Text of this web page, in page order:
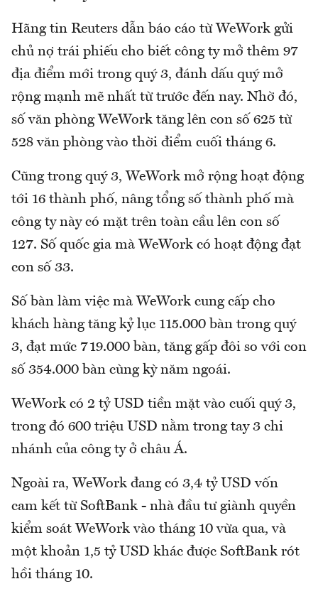
Hãng tin Reuters dẫn báo cáo từ WeWork gửi
chủ nợ trái phiếu cho biết công ty mở thêm 97
địa điểm mới trong quý 3, đánh dấu quý mở
rộng mạnh mẽ nhất từ trước đến nay. Nhờ đó,
số văn phòng WeWork tăng lên con số 625 từ
528 văn phòng vào thời điểm cuối tháng 6.
Cũng trong quý 3, WeWork mở rộng hoạt động
tới 16 thành phố, nâng tổng số thành phố mà
công ty này có mặt trên toàn cầu lên con số
127. Số quốc gia mà WeWork có hoạt động đạt
con số 33.
Số bàn làm việc mà WeWork cung cấp cho
khách hàng tăng kỷ lục 115.000 bàn trong quý
3, đạt mức 719.000 bàn, tăng gấp đôi so với con
số 354.000 bàn cùng kỳ năm ngoái.
WeWork có 2 tỷ USD tiền mặt vào cuối quý 3,
trong đó 600 triệu USD nằm trong tay 3 chi
nhánh của công ty ở châu Á.
Ngoài ra, WeWork đang có 3,4 tỷ USD vốn
cam kết từ SoftBank - nhà đầu tư giành quyền
kiểm soát WeWork vào tháng 10 vừa qua, và
một khoản 1,5 tỷ USD khác được SoftBank rót
hồi tháng 10.